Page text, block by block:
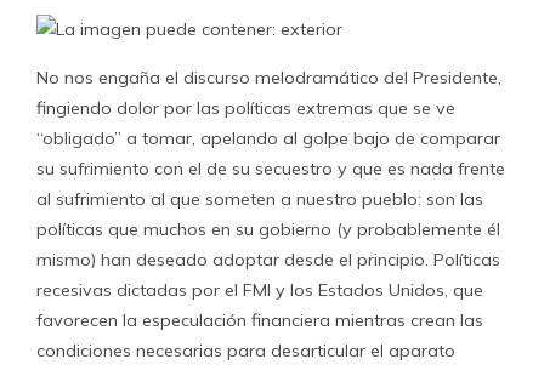
No nos engaña el discurso melodramático del Presidente,
fingiendo dolor por las políticas extremas que se ve
“obligado” a tomar, apelando al golpe bajo de comparar
su sufrimiento con el de su secuestro y que es nada frente
al sufrimiento al que someten a nuestro pueblo: son las
políticas que muchos en su gobierno (y probablemente él
mismo) han deseado adoptar desde el principio. Políticas
recesivas dictadas por el FMI y los Estados Unidos, que
favorecen la especulación financiera mientras crean las
condiciones necesarias para desarticular el aparato